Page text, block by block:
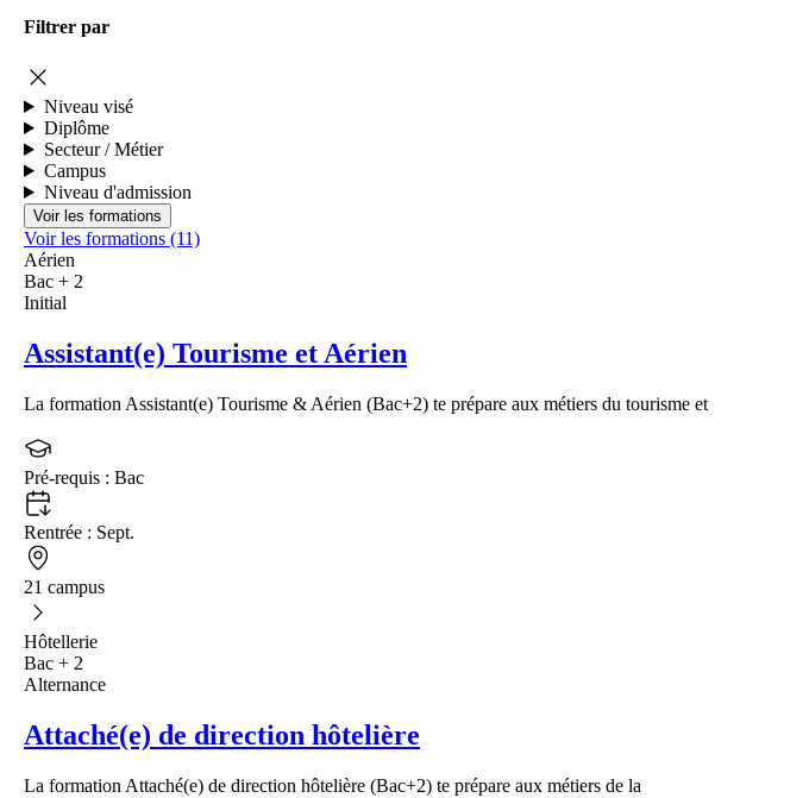
Filtrer par
Niveau visé
Diplôme
Secteur / Métier
Campus
Niveau d'admission
Voir les formations (11)
Aérien
Bac + 2
Initial
Assistant(e) Tourisme et Aérien
La formation Assistant(e) Tourisme & Aérien (Bac+2) te prépare aux métiers du tourisme et
Pré-requis : Bac
Rentrée : Sept.
21 campus
Hôtellerie
Bac + 2
Alternance
Attaché(e) de direction hôtelière
La formation Attaché(e) de direction hôtelière (Bac+2) te prépare aux métiers de la